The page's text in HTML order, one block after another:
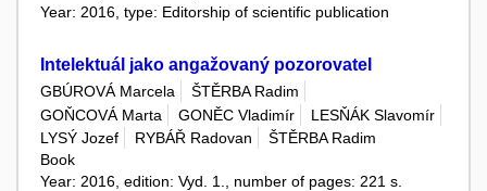
Year: 2016, type: Editorship of scientific publication
Intelektuál jako angažovaný pozorovatel
GBÚROVÁ Marcela
ŠTĚRBA Radim
GOŇCOVÁ Marta
GONĚC Vladimír
LESŇÁK Slavomír
LYSÝ Jozef
RYBÁŘ Radovan
ŠTĚRBA Radim
Book
Year: 2016, edition: Vyd. 1., number of pages: 221 s.